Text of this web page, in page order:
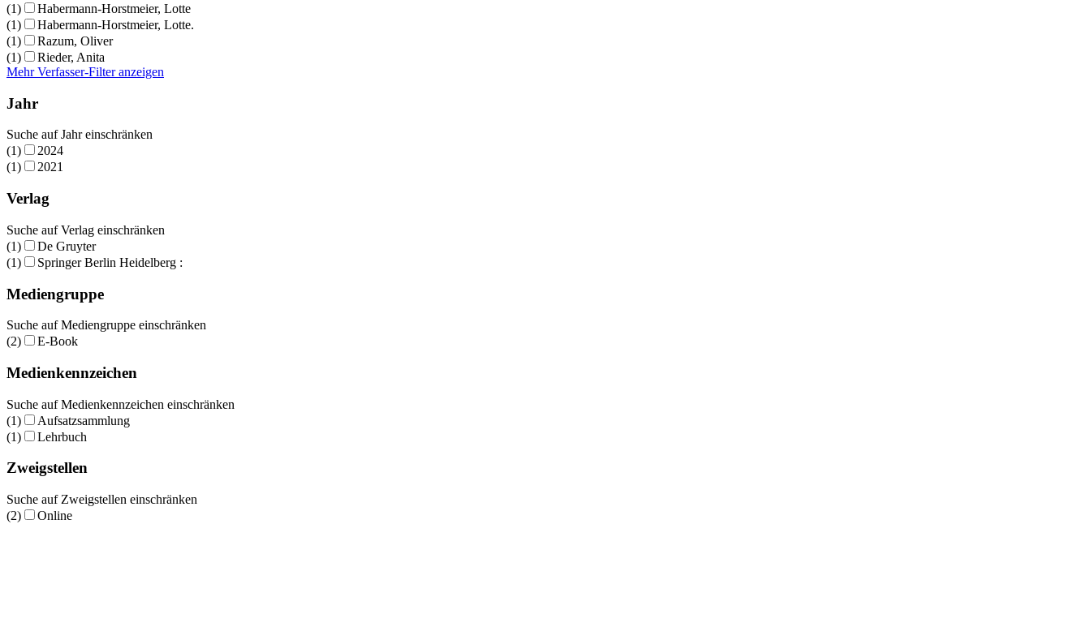
(1)
Habermann-Horstmeier, Lotte
(1)
Habermann-Horstmeier, Lotte.
(1)
Razum, Oliver
(1)
Rieder, Anita
Mehr Verfasser-Filter anzeigen
Jahr
Suche auf Jahr einschränken
(1)
2024
(1)
2021
Verlag
Suche auf Verlag einschränken
(1)
De Gruyter
(1)
Springer Berlin Heidelberg :
Mediengruppe
Suche auf Mediengruppe einschränken
(2)
E-Book
Medienkennzeichen
Suche auf Medienkennzeichen einschränken
(1)
Aufsatzsammlung
(1)
Lehrbuch
Zweigstellen
Suche auf Zweigstellen einschränken
(2)
Online